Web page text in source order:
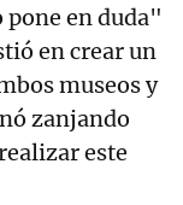
pone en duda"
en crear un
museos y
zanjando
este